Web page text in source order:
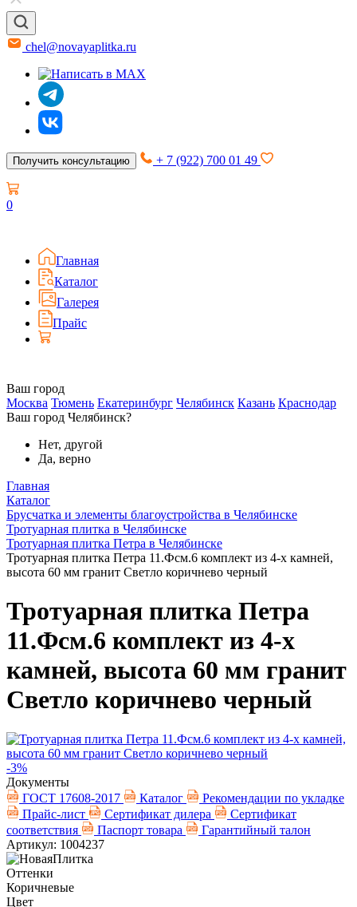
chel@novayaplitka.ru
Получить консультацию + 7 (922) 700 01 49
0
Главная
Каталог
Галерея
Прайс
Ваш город
Москва Тюмень Екатеринбург Челябинск Казань Краснодар
Ваш город Челябинск?
Нет, другой
Да, верно
Главная
Каталог
Брусчатка и элементы благоустройства в Челябинске
Тротуарная плитка в Челябинске
Тротуарная плитка Петра в Челябинске
Тротуарная плитка Петра 11.Фсм.6 комплект из 4-х камней,
высота 60 мм гранит Светло коричнево черный
Тротуарная плитка Петра
11.Фсм.6 комплект из 4-х
камней, высота 60 мм гранит
Светло коричнево черный
-3%
Документы
ГОСТ 17608-2017
Каталог
Рекомендации по укладке
Прайс-лист
Сертификат дилера
Сертификат
соответствия
Паспорт товара
Гарантийный талон
Артикул: 1004237
Оттенки
Коричневые
Цвет